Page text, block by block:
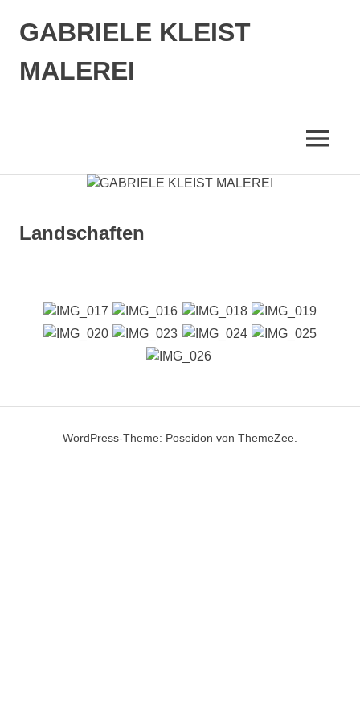
InhaltGABRIELE KLEIST
MALEREI
MENÜ
Landschaften
WordPress-Theme: Poseidon von ThemeZee